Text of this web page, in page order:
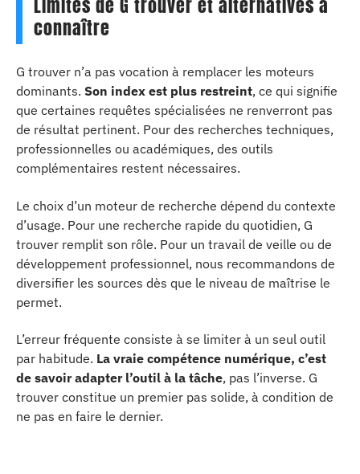
connaître
G trouver n’a pas vocation à remplacer les moteurs
dominants. Son index est plus restreint, ce qui signifie
que certaines requêtes spécialisées ne renverront pas
de résultat pertinent. Pour des recherches techniques,
professionnelles ou académiques, des outils
complémentaires restent nécessaires.
Le choix d’un moteur de recherche dépend du contexte
d’usage. Pour une recherche rapide du quotidien, G
trouver remplit son rôle. Pour un travail de veille ou de
développement professionnel, nous recommandons de
diversifier les sources dès que le niveau de maîtrise le
permet.
L’erreur fréquente consiste à se limiter à un seul outil
par habitude. La vraie compétence numérique, c’est
de savoir adapter l’outil à la tâche, pas l’inverse. G
trouver constitue un premier pas solide, à condition de
ne pas en faire le dernier.